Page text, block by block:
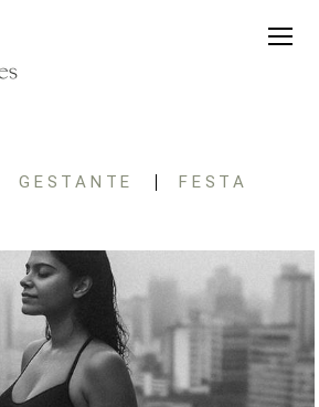
GESTANTE FESTA